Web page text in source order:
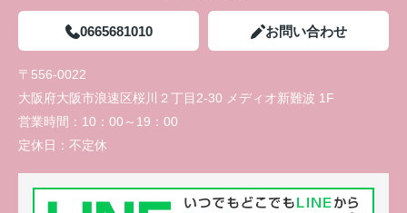
0665681010 お問い合わせ
〒556-0022
大阪府大阪市浪速区桜川２丁目2-30 メディオ新難波 1F
営業時間： 10：00～19：00
定休日： 不定休